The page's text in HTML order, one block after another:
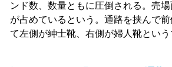
ンド数、数量ともに圧倒される。売
が占めているという。通路を挟んで
て左側が紳士靴、右側が婦人靴という